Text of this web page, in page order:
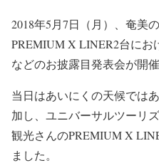
2018年5月7日（月）、奄美
PREMIUM X LINER2台にお
などのお披露目発表会が開催
当日はあいにくの天候では
加し、ユニバーサルツーリ
観光さんのPREMIUM X
ました。